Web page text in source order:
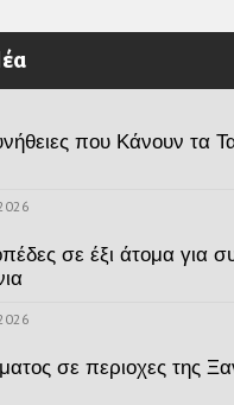
που Κάνουν τα
σε έξι άτομα για
σε περιοχες της